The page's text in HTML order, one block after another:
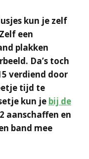
kun je zelf
een
plakken
Da’s toch
verdiend door
tijd te
kun je bij de
aanschaffen en
band mee